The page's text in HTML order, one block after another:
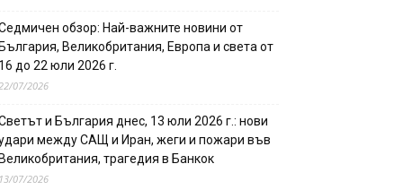
обзор: Най-важните новини от
Великобритания, Европа и света от
до 22 юли 2026 г.
07/2026
и България днес, 13 юли 2026 г.: нови
между САЩ и Иран, жеги и пожари във
трагедия в Банкок
07/2026